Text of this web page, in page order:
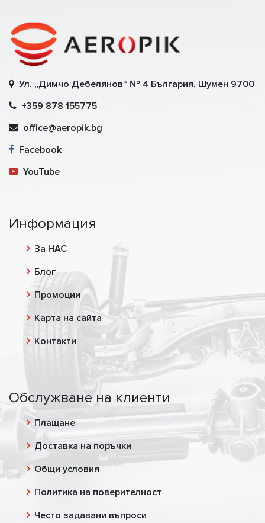
Ул. „Димчо Дебелянов“ № 4 България, Шумен 9700
+359 878 155775
office@aeropik.bg
Facebook
YouTube
Информация
За НАС
Блог
Промоции
Карта на сайта
Контакти
Обслужване на клиенти
Плащане
Доставка на поръчки
Общи условия
Политика на поверителност
Често задавани въпроси